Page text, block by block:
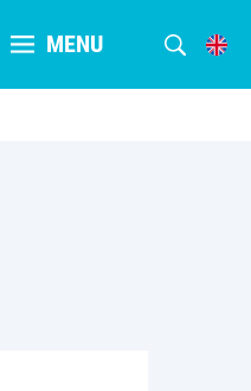
MENU